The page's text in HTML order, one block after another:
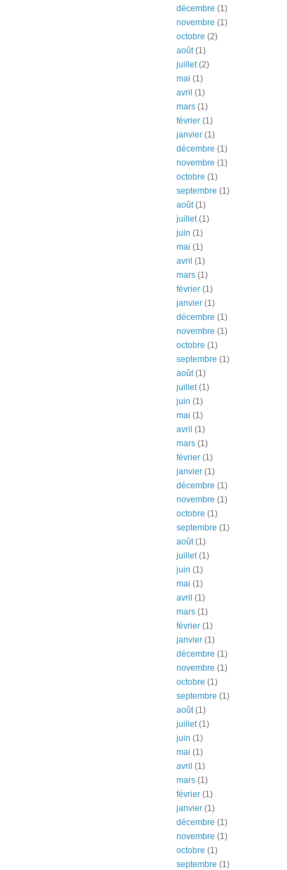
décembre (1)
novembre (1)
octobre (2)
août(1)
juillet(2)
mai (1)
avril (1)
mars (1)
février (1)
janvier (1)
décembre (1)
novembre (1)
octobre (1)
septembre (1)
août(1)
juillet(1)
juin (1)
mai (1)
avril (1)
mars (1)
février (1)
janvier (1)
décembre (1)
novembre (1)
octobre (1)
septembre (1)
août(1)
juillet(1)
juin (1)
mai (1)
avril (1)
mars (1)
février (1)
janvier (1)
décembre (1)
novembre (1)
octobre (1)
septembre (1)
août(1)
juillet(1)
juin (1)
mai (1)
avril (1)
mars (1)
février (1)
janvier (1)
décembre (1)
novembre (1)
octobre (1)
septembre (1)
août(1)
juillet(1)
juin (1)
mai (1)
avril (1)
mars (1)
février (1)
janvier (1)
décembre (1)
novembre (1)
octobre (1)
septembre (1)